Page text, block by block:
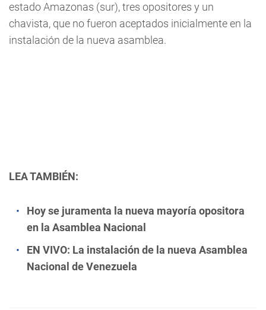
estado Amazonas (sur), tres opositores y un
chavista, que no fueron aceptados inicialmente en la
instalación de la nueva asamblea.
LEA TAMBIÉN:
Hoy se juramenta la nueva mayoría opositora
en la Asamblea Nacional
EN VIVO: La instalación de la nueva Asamblea
Nacional de Venezuela